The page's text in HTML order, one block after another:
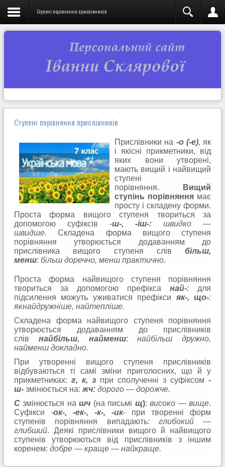
Ступені порівняння прислівників
Ступені порівняння прислівників
Прислівники на -о (-е), як
і якісні прикметники, від
яких вони утворені,
мають вищий і найвищий
ступені
порівняння.
Вищий
ступінь порівняння має
просту і складену форми.
Проста форма вищого ступеня твориться за
допомогою суфіксів -ш-, -іш-: швидко —
швидше. Складена форма вищого ступеня
порівняння утворюється додаванням до
прислівника вищого ступеня слів більш,
менш: більш доречно, менш практично.
Проста форма найвищого ступеня порівняння
твориться за допомогою префікса най-: для
підсилення можуть уживатися префікси як-, що-:
якнайдружніше, найтепліше.
Складена форма найвищого ступеня порівняння
утворюється додаванням до прислівників
слів найбільш, найменш:найбільш дружно,
найменш докладно.
При утворенні вищого ступеня прислівників
відбуваються ті самі зміни приголосних, що й у
прикметниках: г, к, з при сполученні з суфіксом -
ш- змінюється на: жч: дорого — дорожче.
С змінюється нашч (на письмі щ):високо — вище.
Суфікси -ок-, -ек-, -к-, -ик- при творенні форм
ступенів порівняння випадають: глибокий —
глибший. Деякі прислівники вищого й найвищого
ступенів утворюються від прислівників з іншим
коренем: добре — краще — найкраще.